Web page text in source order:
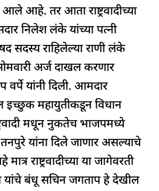
आहे. तर आता राष्ट्रवादीच्या
निलेश लंके यांच्या पत्नी
सदस्य राहिलेल्या राणी लंके
अर्ज दाखल करणार
वर्पे यांनी दिली. आमदार
महायुतीकडून विधान
मधून नुकतेच भाजपमध्ये
यांना दिले जाणार असल्याचे
राष्ट्रवादीच्या या जागेवरती
यांचे बंधू सचिन जगताप हे देखील